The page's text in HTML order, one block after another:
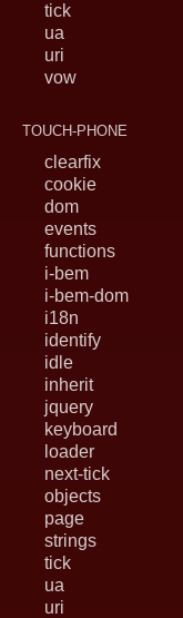
tick
ua
uri
vow
TOUCH-PHONE
clearfix
cookie
dom
events
functions
i-bem
i-bem-dom
i18n
identify
idle
inherit
jquery
keyboard
loader
next-tick
objects
page
strings
tick
ua
uri